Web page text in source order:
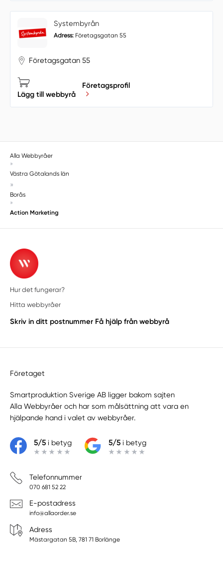
Systembyrån
Adress: Företagsgatan 55
Företagsgatan 55
Lägg till webbyrå
Företagsprofil
Alla Webbyråer
»
Västra Götalands län
»
Borås
»
Action Marketing
Hur det fungerar?
Hitta webbyråer
Skriv in ditt postnummer Få hjälp från webbyrå
Företaget
Smartproduktion Sverige AB ligger bakom sajten
Alla Webbyråer och har som målsättning att vara en
hjälpande hand i valet av webbyråer.
5/5i betyg 5/5i betyg
Telefonnummer
070 681 52 22
E-postadress
info@allaorder.se
Adress
Mästargatan 5B, 781 71 Borlänge